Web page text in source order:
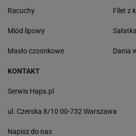
Racuchy
Miód lipowy
Masło czosnkowe
Filet z
Dania
KONTAKT
Serwis Haps.pl
ul. Czerska 8/10 00-732 Warszawa
Napisz do nas